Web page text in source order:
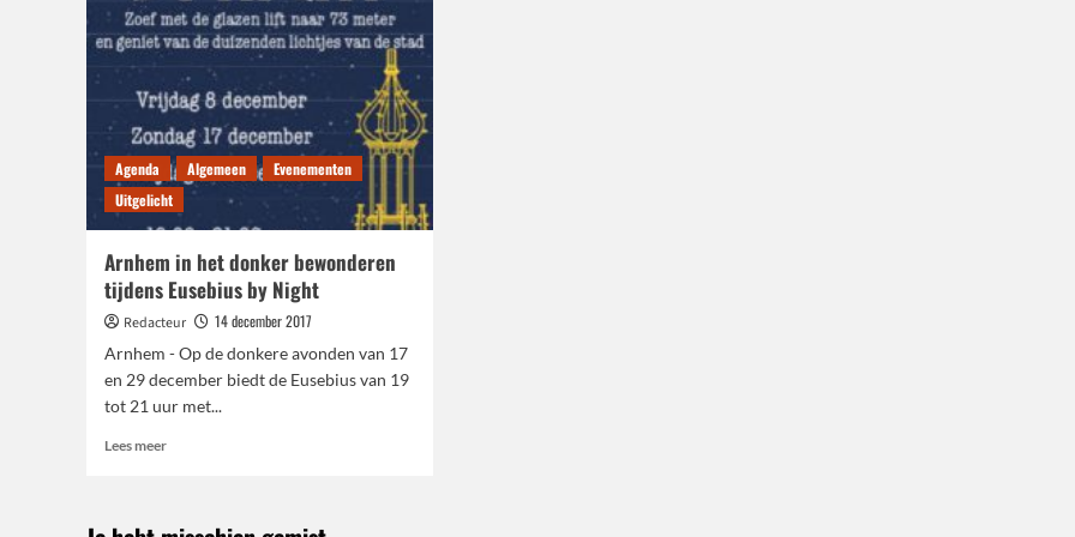
Agenda Algemeen
Evenementen
Uitgelicht
Arnhem in het donker bewonderen
tijdens Eusebius by Night
Redacteur
14 december 2017
Arnhem - Op de donkere avonden van 17
en 29 december biedt de Eusebius van 19
tot 21 uur met...
Lees meerLees
in